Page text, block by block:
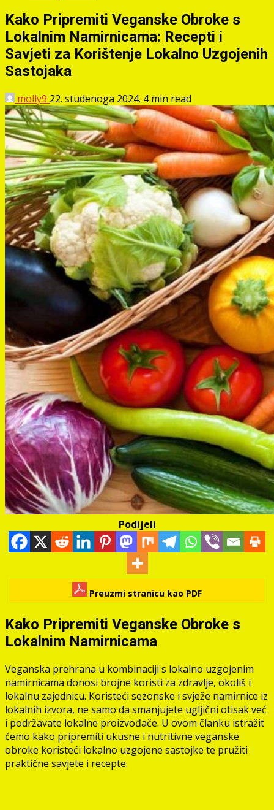
Kako Pripremiti Veganske Obroke s
Lokalnim Namirnicama: Recepti i
Savjeti za Korištenje Lokalno Uzgojenih
Sastojaka
molly9 22. studenoga 2024. 4 min read
Podijeli
Preuzmi stranicu kao PDF
Kako Pripremiti Veganske Obroke s
Lokalnim Namirnicama
Veganska prehrana u kombinaciji s lokalno uzgojenim
namirnicama donosi brojne koristi za zdravlje, okoliš i
lokalnu zajednicu. Koristeći sezonske i svježe namirnice iz
lokalnih izvora, ne samo da smanjujete ugljični otisak već
i podržavate lokalne proizvođače. U ovom članku istražit
ćemo kako pripremiti ukusne i nutritivne veganske
obroke koristeći lokalno uzgojene sastojke te pružiti
praktične savjete i recepte.